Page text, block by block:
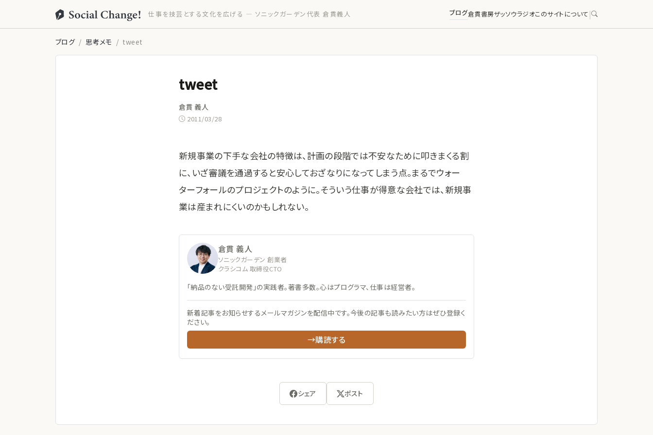
仕事を技芸とする文化を広げる — ソニックガーデン代表 倉貫義人 ブログ倉貫書房ザッソウラジオこのサイトについて |
ブログ 思考メモ tweet
tweet
倉貫 義人
2011/03/28
新規事業の下手な会社の特徴は、計画の段階では不安なために叩きまくる割
に、いざ審議を通過すると安心しておざなりになってしまう点。まるでウォー
ターフォールのプロジェクトのように。そういう仕事が得意な会社では、新規事
業は産まれにくいのかもしれない。
倉貫 義人
ソニックガーデン 創業者
クラシコム 取締役CTO
「納品のない受託開発」の実践者。著書多数。心はプログラマ、仕事は経営者。
新着記事をお知らせするメールマガジンを配信中です。今後の記事も読みたい方はぜひ登録く
ださい。
→購読する
シェア ポスト